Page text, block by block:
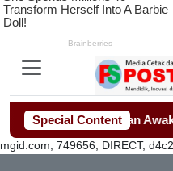
Special Content
Jadi Sorotan Awak
mgid.com, 749656, DIRECT,